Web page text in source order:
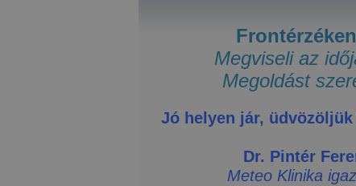
Megviseli az
Megoldást
Jó helyen jár,
Dr. Pintér
Meteo Klinika